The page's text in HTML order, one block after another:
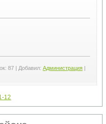
87| Добавил: Администрация|
12